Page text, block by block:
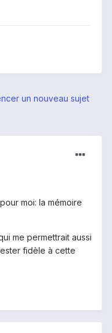
un nouveau sujet
moi: la mémoire
me permettrait aussi
fidèle à cette